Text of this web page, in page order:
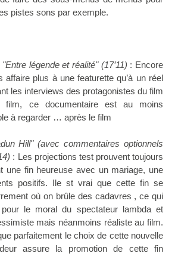
pistes sons par exemple.
légende et réalité" (17’11) : Encore
affaire plus à une featurette qu’à un réel
les interviews des protagonistes du film
ce documentaire est au moins
à regarder … après le film
Hill" (avec commentaires optionnels
: Les projections test prouvent toujours
une fin heureuse avec un mariage, une
positifs. Ile st vrai que cette fin se
où on brûle des cadavres , ce qui
le moral du spectateur lambda et
mais néanmoins réaliste au film.
parfaitement le choix de cette nouvelle
assure la promotion de cette fin